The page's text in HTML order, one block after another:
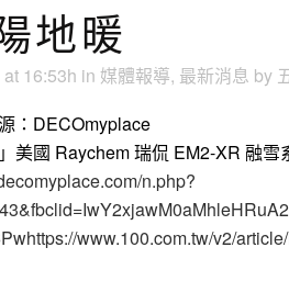
地暖
16:53h in 媒體報導, 最新消息 by
：DECOmyplace
」美國 Raychem 瑞侃 EM2-XR 融
n.php?
www.100.com.tw/v2/